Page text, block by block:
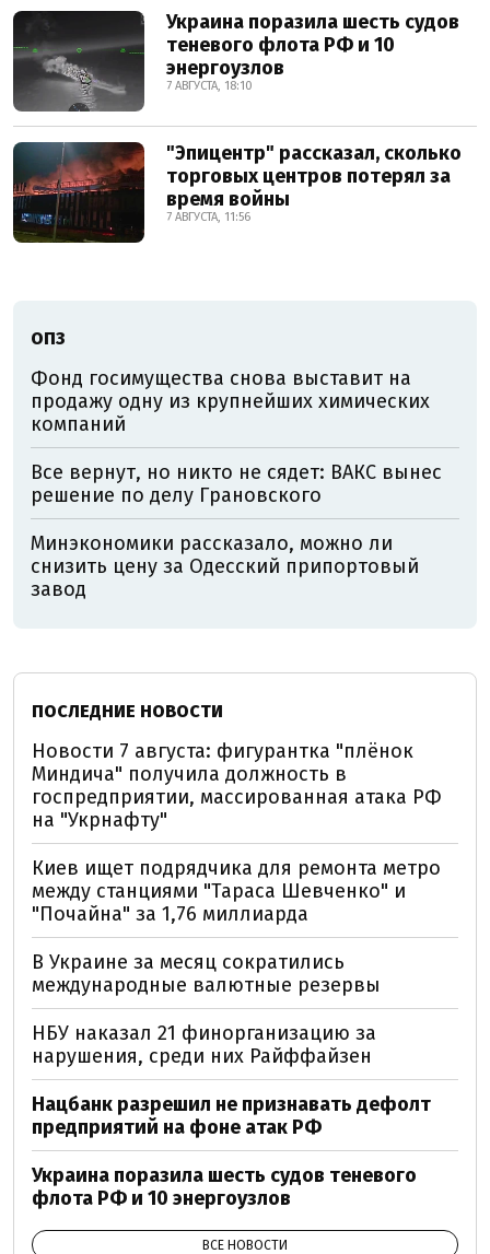
Украина поразила шесть судов
теневого флота РФ и 10
энергоузлов
7 АВГУСТА, 18:10
"Эпицентр" рассказал, сколько
торговых центров потерял за
время войны
7 АВГУСТА, 11:56
ОПЗ
Фонд госимущества снова выставит на
продажу одну из крупнейших химических
компаний
Все вернут, но никто не сядет: ВАКС вынес
решение по делу Грановского
Минэкономики рассказало, можно ли
снизить цену за Одесский припортовый
завод
ПОСЛЕДНИЕ НОВОСТИ
Новости 7 августа: фигурантка "плёнок
Миндича" получила должность в
госпредприятии, массированная атака РФ
на "Укрнафту"
Киев ищет подрядчика для ремонта метро
между станциями "Тараса Шевченко" и
"Почайна" за 1,76 миллиарда
В Украине за месяц сократились
международные валютные резервы
НБУ наказал 21 финорганизацию за
нарушения, среди них Райффайзен
Нацбанк разрешил не признавать дефолт
предприятий на фоне атак РФ
Украина поразила шесть судов теневого
флота РФ и 10 энергоузлов
ВСЕ НОВОСТИ